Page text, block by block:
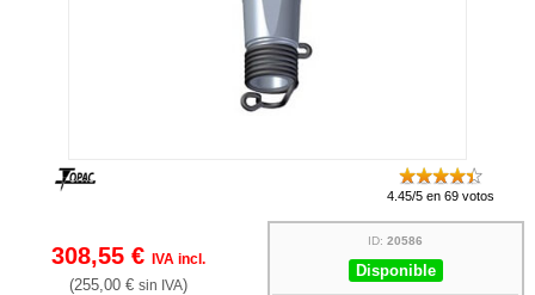
4.45/5 en 69 votos
308,55 €IVA incl.
(255,00 €sin IVA)
ID:20586
Disponible